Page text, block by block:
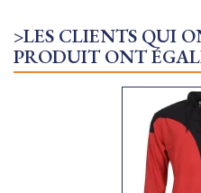
>LES CLIENTS QUI
PRODUIT ONT